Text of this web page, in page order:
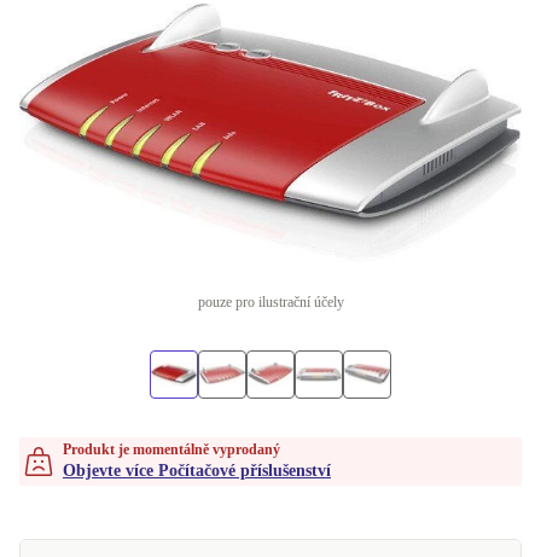
pouze pro ilustrační účely
Produkt je momentálně vyprodaný
Objevte více Počítačové příslušenství